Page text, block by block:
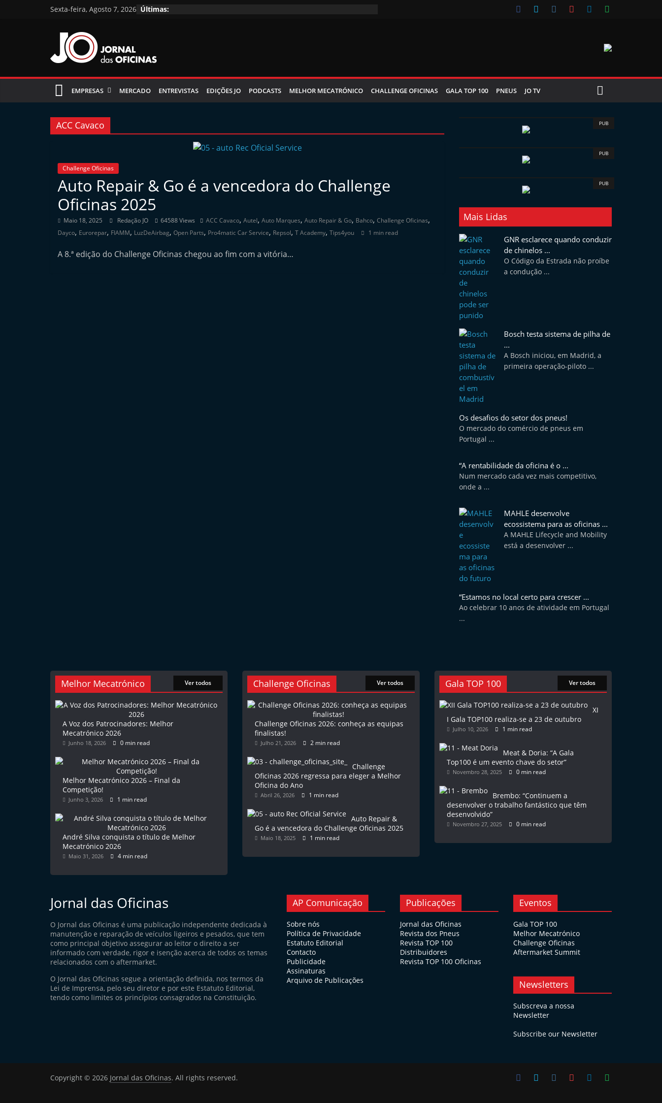
Sexta-feira, Agosto 7, 2026 Últimas:
Jornal
das
Oficinas
e
m
EMPRESAS MERCADO ENTREVISTAS EDIÇÕES JO PODCASTS MELHOR MECATRÓNICO CHALLENGE OFICINAS GALA TOP 100 PNEUS JO TV
ACC Cavaco
Challenge Oficinas
Auto Repair & Go é a vencedora do Challenge
Oficinas 2025
Maio 18, 2025 Redação JO 64588 Views ACC Cavaco, Autel, Auto Marques, Auto Repair & Go, Bahco, Challenge Oficinas,
Dayco, Eurorepar, FIAMM, LuzDeAirbag, Open Parts, Pro4matic Car Service, Repsol, T Academy, Tips4you 1 min read
A 8.ª edição do Challenge Oficinas chegou ao fim com a vitória…
PUB
PUB
PUB
Mais Lidas
GNR esclarece quando conduzir
de chinelos ...
O Código da Estrada não proíbe
a condução ...
Bosch testa sistema de pilha de
...
A Bosch iniciou, em Madrid, a
primeira operação-piloto ...
Os desafios do setor dos pneus!
O mercado do comércio de pneus em
Portugal ...
“A rentabilidade da oficina é o ...
Num mercado cada vez mais competitivo,
onde a ...
MAHLE desenvolve
ecossistema para as oficinas ...
A MAHLE Lifecycle and Mobility
está a desenvolver ...
“Estamos no local certo para crescer ...
Ao celebrar 10 anos de atividade em Portugal
...
Melhor Mecatrónico Ver todos
A Voz dos Patrocinadores: Melhor
Mecatrónico 2026
Junho 18, 2026 0 min read
Melhor Mecatrónico 2026 – Final da
Competição!
Junho 3, 2026 1 min read
André Silva conquista o título de Melhor
Mecatrónico 2026
Maio 31, 2026 4 min read
Challenge Oficinas Ver todos
Challenge Oficinas 2026: conheça as equipas
finalistas!
Julho 21, 2026 2 min read
Challenge
Oficinas 2026 regressa para eleger a Melhor
Oficina do Ano
Abril 26, 2026 1 min read
Auto Repair &
Go é a vencedora do Challenge Oficinas 2025
Maio 18, 2025 1 min read
Gala TOP 100 Ver todos
XI
I Gala TOP100 realiza-se a 23 de outubro
Julho 10, 2026 1 min read
Meat & Doria: “A Gala
Top100 é um evento chave do setor”
Novembro 28, 2025 0 min read
Brembo: “Continuem a
desenvolver o trabalho fantástico que têm
desenvolvido”
Novembro 27, 2025 0 min read
Jornal das Oficinas
O Jornal das Oficinas é uma publicação independente dedicada à
manutenção e reparação de veículos ligeiros e pesados, que tem
como principal objetivo assegurar ao leitor o direito a ser
informado com verdade, rigor e isenção acerca de todos os temas
relacionados com o aftermarket.
O Jornal das Oficinas segue a orientação definida, nos termos da
Lei de Imprensa, pelo seu diretor e por este Estatuto Editorial,
tendo como limites os princípios consagrados na Constituição.
AP Comunicação
Sobre nós
Política de Privacidade
Estatuto Editorial
Contacto
Publicidade
Assinaturas
Arquivo de Publicações
Publicações
Jornal das Oficinas
Revista dos Pneus
Revista TOP 100
Distribuidores
Revista TOP 100 Oficinas
Eventos
Gala TOP 100
Melhor Mecatrónico
Challenge Oficinas
Aftermarket Summit
Newsletters
Subscreva a nossa
Newsletter
Subscribe our Newsletter
Copyright © 2026 Jornal das Oficinas. All rights reserved.